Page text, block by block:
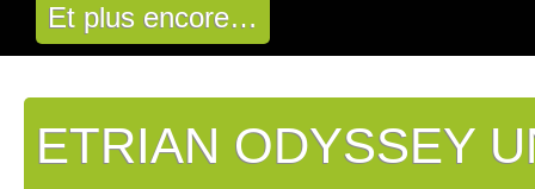
Et plus encore…
ETRIAN ODYSSEY